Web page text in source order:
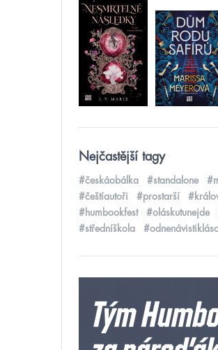
Nejčastější tagy
#českáobálka #standalone
#češtíautoři
#prostarší
#humbookfest
#oláskutunejde
#středníškola